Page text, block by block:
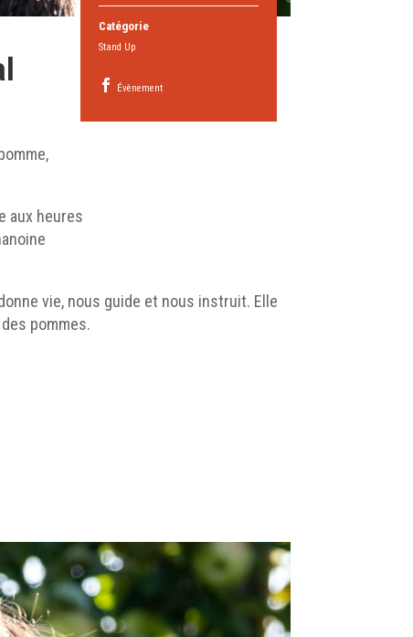
Catégorie
Stand Up
Évènement
aux heures
vie, nous guide et nous instruit. Elle
pommes.